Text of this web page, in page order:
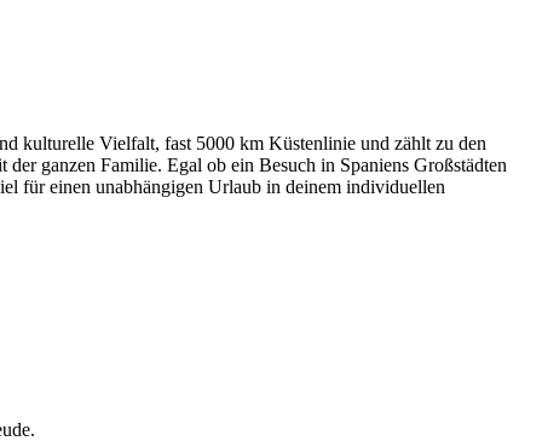
kulturelle Vielfalt, fast 5000 km Küstenlinie und zählt zu den
ganzen Familie. Egal ob ein Besuch in Spaniens Großstädten
für einen unabhängigen Urlaub in deinem individuellen